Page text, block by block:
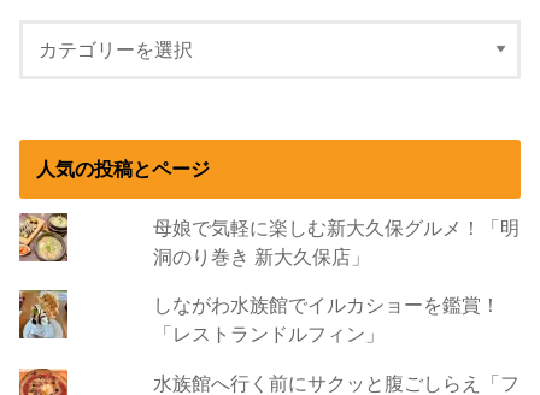
人気の投稿とページ
母娘で気軽に楽しむ新大久保グルメ！「明
洞のり巻き 新大久保店」
しながわ水族館でイルカショーを鑑賞！
「レストランドルフィン」
水族館へ行く前にサクッと腹ごしらえ「フ